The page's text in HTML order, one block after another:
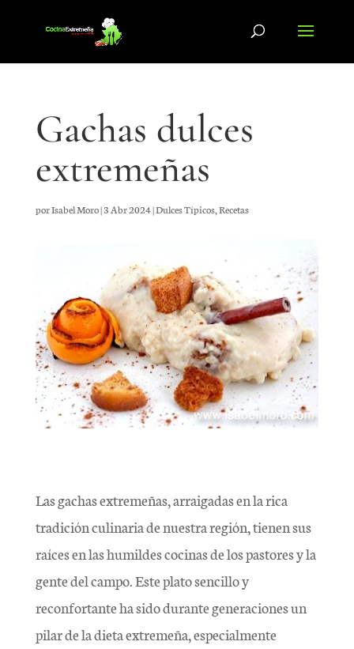
Gachas dulces
extremeñas
porIsabel Moro|3 Abr 2024|Dulces Típicos, Recetas
Las gachas extremeñas, arraigadas en la rica
tradición culinaria de nuestra región, tienen sus
raíces en las humildes cocinas de los pastores y la
gente del campo. Este plato sencillo y
reconfortante ha sido durante generaciones un
pilar de la dieta extremeña, especialmente